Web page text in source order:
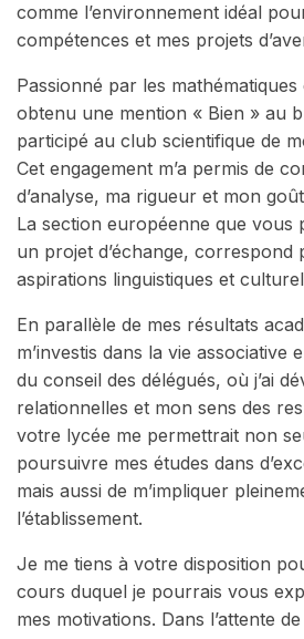
comme l’environnement idéal
compétences et mes projets
Passionné par les mathématiques
obtenu une mention « Bien » au
participé au club scientifique de
Cet engagement m’a permis de
d’analyse, ma rigueur et mon
La section européenne que vous
un projet d’échange, correspond
aspirations linguistiques et
En parallèle de mes résultats
m’investis dans la vie associative
du conseil des délégués, où j’ai
relationnelles et mon sens des
votre lycée me permettrait non
poursuivre mes études dans
mais aussi de m’impliquer
l’établissement.
Je me tiens à votre disposition
cours duquel je pourrais vous
mes motivations. Dans l’attente